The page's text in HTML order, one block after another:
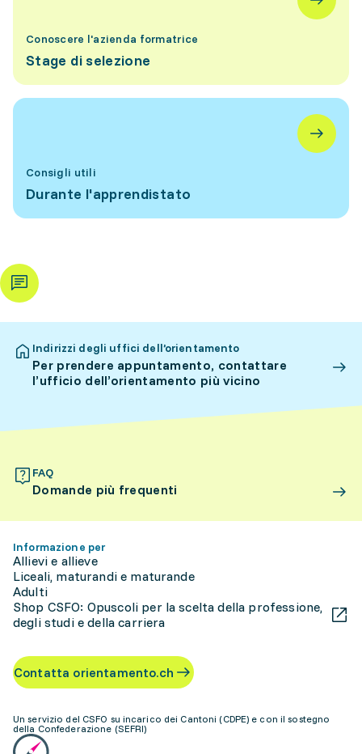
Conoscere l'azienda formatrice
Stage di selezione
Consigli utili
Durante l'apprendistato
Indirizzi degli uffici dell’orientamento
Per prendere appuntamento, contattare
l’ufficio dell’orientamento più vicino
FAQ
Domande più frequenti
Informazione per
Allievi e allieve
Liceali, maturandi e maturande
Adulti
Shop CSFO: Opuscoli per la scelta della professione,
degli studi e della carriera
Contatta orientamento.ch
Un servizio del CSFO su incarico dei Cantoni (CDPE) e con il sostegno
della Confederazione (SEFRI)